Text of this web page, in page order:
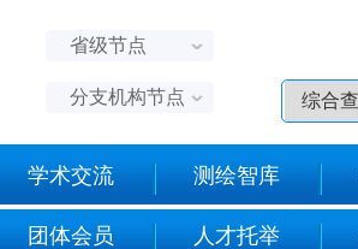
省级节点
分支机构节点
学术交流 测绘智库
团体会员 人才托举